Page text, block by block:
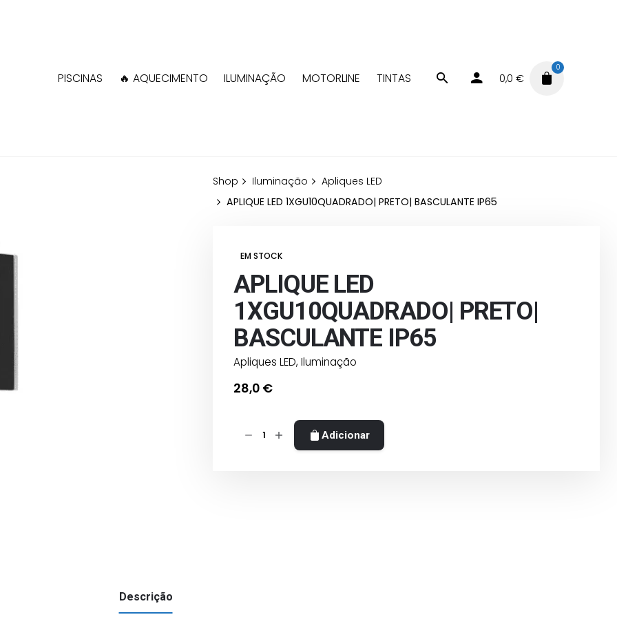
PISCINAS 🔥 AQUECIMENTO ILUMINAÇÃO MOTORLINE TINTAS 0,0€
0
Shop Iluminação
Apliques LED
APLIQUE LED 1XGU10QUADRADO| PRETO| BASCULANTE IP65
EM STOCK
APLIQUE LED
1XGU10QUADRADO| PRETO|
BASCULANTE IP65
Apliques LED, Iluminação
28,0 €
Quantidade
Adicionar
Descrição